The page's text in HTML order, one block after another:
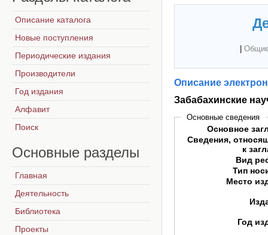
Описание
Забабахинские
Основные сведения
Основное
Сведения,
к
Вид
Тип
Место
Год
Описание каталога
Новые поступления
Периодические издания
Производители
Год издания
Алфавит
Поиск
Основные разделы
Главная
Деятельность
Библиотека
Проекты